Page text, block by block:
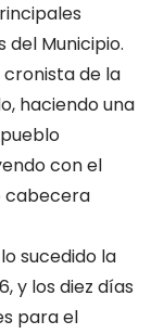
Municipio.
cronista de la
haciendo una
con el
cabecera
sucedido la
y los diez días
para el